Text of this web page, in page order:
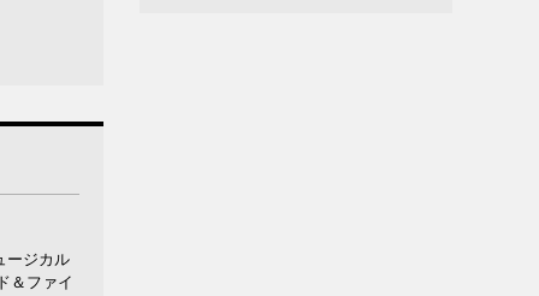
ージカル
＆ファイ